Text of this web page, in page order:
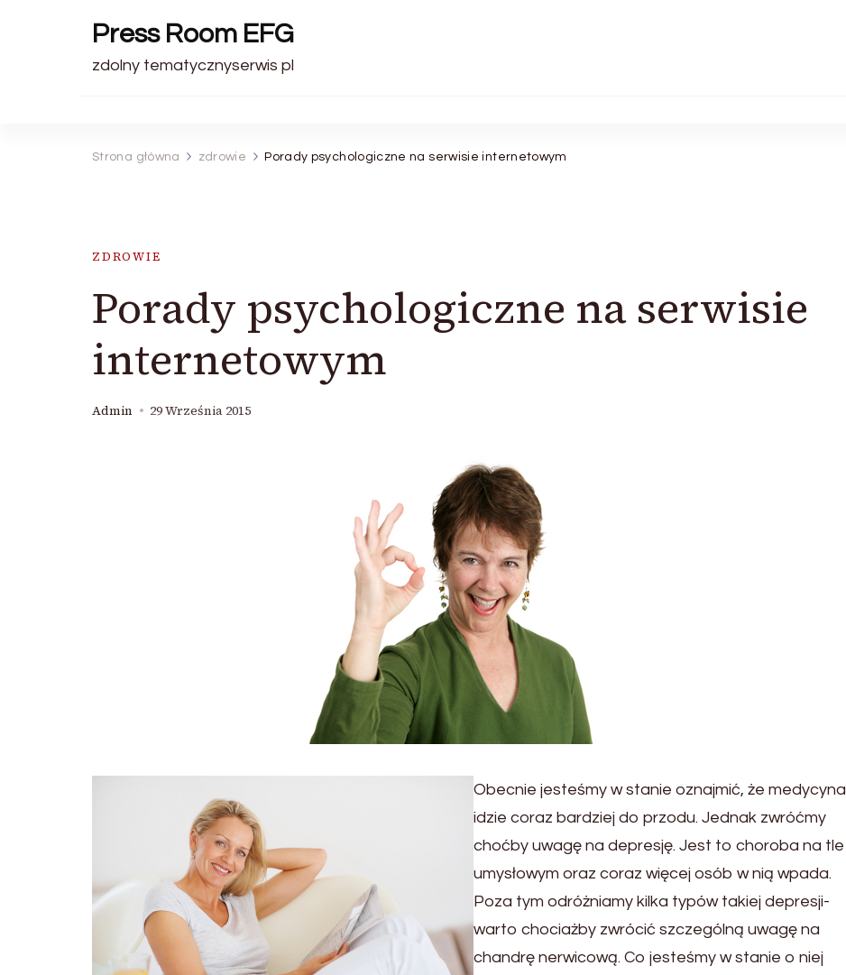
Press Room EFG
zdolny tematycznyserwis pl
Strona główna zdrowie Porady psychologiczne na serwisie internetowym
ZDROWIE
Porady psychologiczne na serwisie
internetowym
Admin 29 Września 2015
Obecnie jesteśmy w stanie oznajmić, że medycyna
idzie coraz bardziej do przodu. Jednak zwróćmy
choćby uwagę na depresję. Jest to choroba na tle
umysłowym oraz coraz więcej osób w nią wpada.
Poza tym odróżniamy kilka typów takiej depresji-
warto chociażby zwrócić szczególną uwagę na
chandrę nerwicową. Co jesteśmy w stanie o niej